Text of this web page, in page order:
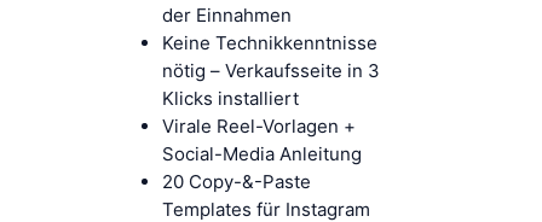
der Einnahmen
Keine Technikkenntnisse
nötig – Verkaufsseite in 3
Klicks installiert
Virale Reel-Vorlagen +
Social-Media Anleitung
20 Copy-&-Paste
Templates für Instagram